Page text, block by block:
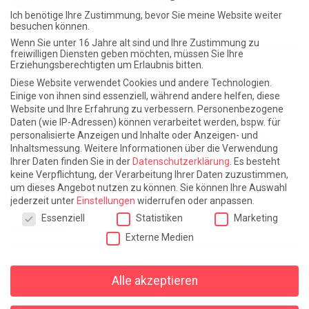
Weite Reisen
Atlantische Turbulenzen DIE ELF
Die Zeit der Ringelblumen ist vorbei Europa im Kopf
Fast am Ziel Frühling in Florenz In der Blase
Leben lernen / Ein Versuch Trinken. Träumen. Trösten.
Triple-Edinburgher mit Ketchup WACHS!
Winterreise (mit Sommern)
Alles sonst
Denkabfall Gereimtes und Ungereimtes Geschichte
Ich benötige Ihre Zustimmung, bevor Sie meine Website weiter
besuchen können.
Wenn Sie unter 16 Jahre alt sind und Ihre Zustimmung zu
freiwilligen Diensten geben möchten, müssen Sie Ihre
Erziehungsberechtigten um Erlaubnis bitten.
Diese Website verwendet Cookies und andere Technologien.
Einige von ihnen sind essenziell, während andere helfen, diese
Website und Ihre Erfahrung zu verbessern. Personenbezogene
Daten (wie IP-Adressen) können verarbeitet werden, bspw. für
personalisierte Anzeigen und Inhalte oder Anzeigen- und
Inhaltsmessung. Weitere Informationen über die Verwendung
Ihrer Daten finden Sie in der Datenschutzerklärung Es besteht
keine Verpflichtung, der Verarbeitung Ihrer Daten zuzustimmen,
um dieses Angebot nutzen zu können. Sie können Ihre Auswahl
jederzeit unter Einstellungen widerrufen oder anpassen.
Datenschutzeinstellungen
Essenziell Statistiken
Marketing
Externe Medien
Alle akzeptieren